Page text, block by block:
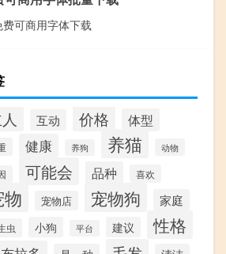
互动 价格 体型
健康 养狗 养猫 动物
可能会 品种 喜欢
物 宠物店 宠物狗 家庭
虫 小狗 平台 建议 性格